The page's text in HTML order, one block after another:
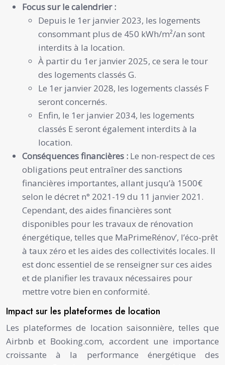
Focus sur le calendrier :
Depuis le 1er janvier 2023, les logements
consommant plus de 450 kWh/m²/an sont
interdits à la location.
À partir du 1er janvier 2025, ce sera le tour
des logements classés G.
Le 1er janvier 2028, les logements classés F
seront concernés.
Enfin, le 1er janvier 2034, les logements
classés E seront également interdits à la
location.
Conséquences financières : Le non-respect de ces
obligations peut entraîner des sanctions
financières importantes, allant jusqu’à 1500€
selon le décret n° 2021-19 du 11 janvier 2021.
Cependant, des aides financières sont
disponibles pour les travaux de rénovation
énergétique, telles que MaPrimeRénov’, l’éco-prêt
à taux zéro et les aides des collectivités locales. Il
est donc essentiel de se renseigner sur ces aides
et de planifier les travaux nécessaires pour
mettre votre bien en conformité.
Impact sur les plateformes de location
Les plateformes de location saisonnière, telles que
Airbnb et Booking.com, accordent une importance
croissante à la performance énergétique des